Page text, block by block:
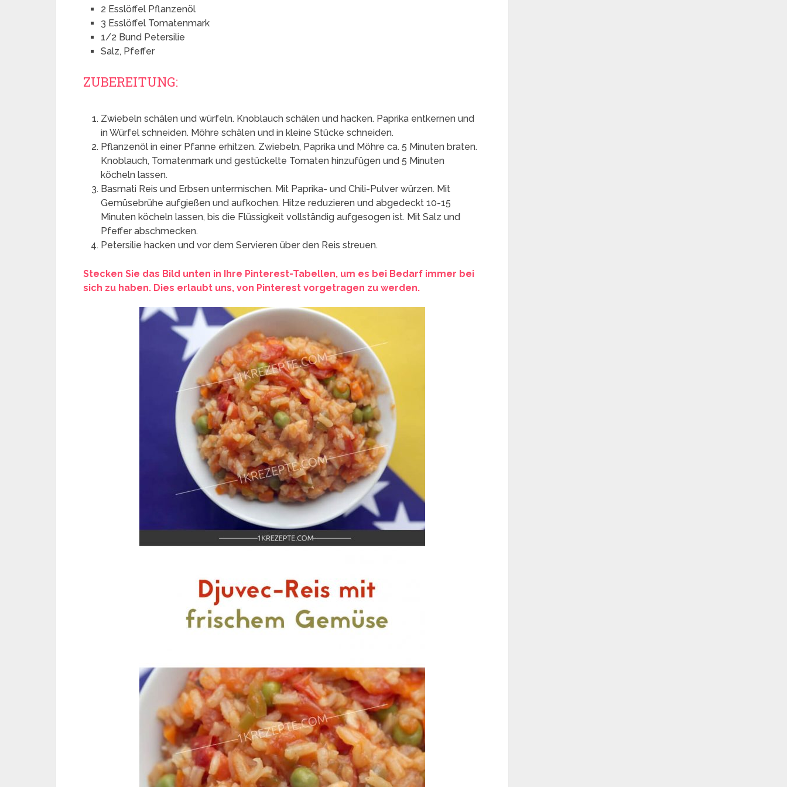
2 Esslöffel Pflanzenöl
3 Esslöffel Tomatenmark
1/2 Bund Petersilie
Salz, Pfeffer
ZUBEREITUNG:
Zwiebeln schälen und würfeln. Knoblauch schälen und hacken. Paprika entkernen und
in Würfel schneiden. Möhre schälen und in kleine Stücke schneiden.
Pflanzenöl in einer Pfanne erhitzen. Zwiebeln, Paprika und Möhre ca. 5 Minuten braten.
Knoblauch, Tomatenmark und gestückelte Tomaten hinzufügen und 5 Minuten
köcheln lassen.
Basmati Reis und Erbsen untermischen. Mit Paprika- und Chili-Pulver würzen. Mit
Gemüsebrühe aufgießen und aufkochen. Hitze reduzieren und abgedeckt 10-15
Minuten köcheln lassen, bis die Flüssigkeit vollständig aufgesogen ist. Mit Salz und
Pfeffer abschmecken.
Petersilie hacken und vor dem Servieren über den Reis streuen.
Stecken Sie das Bild unten in Ihre Pinterest-Tabellen, um es bei Bedarf immer bei
sich zu haben. Dies erlaubt uns, von Pinterest vorgetragen zu werden.